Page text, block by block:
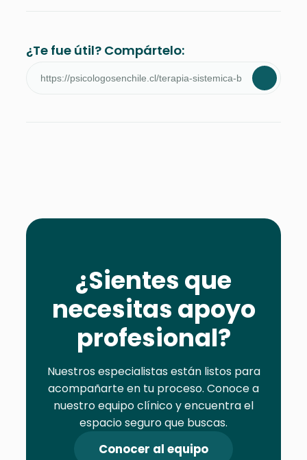
¿Te fue útil? Compártelo:
¿Sientes que
necesitas apoyo
profesional?
Nuestros especialistas están listos para
acompañarte en tu proceso. Conoce a
nuestro equipo clínico y encuentra el
espacio seguro que buscas.
Conocer al equipo